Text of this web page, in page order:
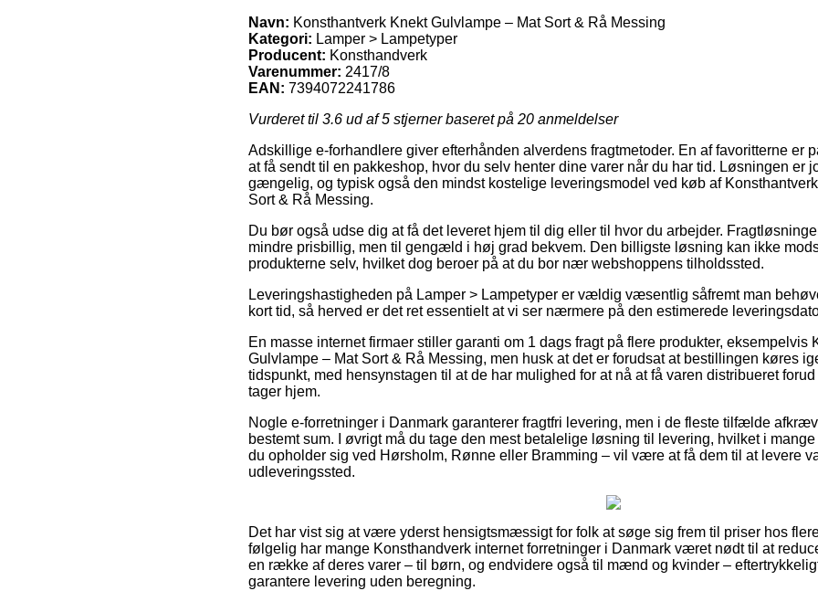
Navn: Konsthantverk Knekt Gulvlampe – Mat Sort & Rå Messing
Kategori: Lamper > Lampetyper
Producent: Konsthandverk
Varenummer: 2417/8
EAN: 7394072241786
Vurderet til 3.6 ud af 5 stjerner baseret på 20 anmeldelser
Adskillige e-forhandlere giver efterhånden alverdens fragtmetoder. En af favoritterne er
at få sendt til en pakkeshop, hvor du selv henter dine varer når du har tid. Løsningen er
gængelig, og typisk også den mindst kostelige leveringsmodel ved køb af
Sort & Rå Messing.
Du bør også udse dig at få det leveret hjem til dig eller til hvor du arbejder.
mindre prisbillig, men til gengæld i høj grad bekvem. Den billigste løsning kan ikke
produkterne selv, hvilket dog beroer på at du bor nær webshoppens tilholdssted.
Leveringshastigheden på Lamper > Lampetyper er vældig væsentlig såfremt man
kort tid, så herved er det ret essentielt at vi ser nærmere på den estimerede
En masse internet firmaer stiller garanti om 1 dags fragt på flere produkter, eksempelvis
Gulvlampe – Mat Sort & Rå Messing, men husk at det er forudsat at bestillingen køres
tidspunkt, med hensynstagen til at de har mulighed for at nå at få varen distribueret
tager hjem.
Nogle e-forretninger i Danmark garanterer fragtfri levering, men i de fleste tilfælde
bestemt sum. I øvrigt må du tage den mest betalelige løsning til levering, hvilket i
du opholder sig ved Hørsholm, Rønne eller Bramming – vil være at få dem til at levere
udleveringssted.
Det har vist sig at være yderst hensigtsmæssigt for folk at søge sig frem til priser hos
følgelig har mange Konsthandverk internet forretninger i Danmark været nødt til at
en række af deres varer – til børn, og endvidere også til mænd og kvinder –
garantere levering uden beregning.